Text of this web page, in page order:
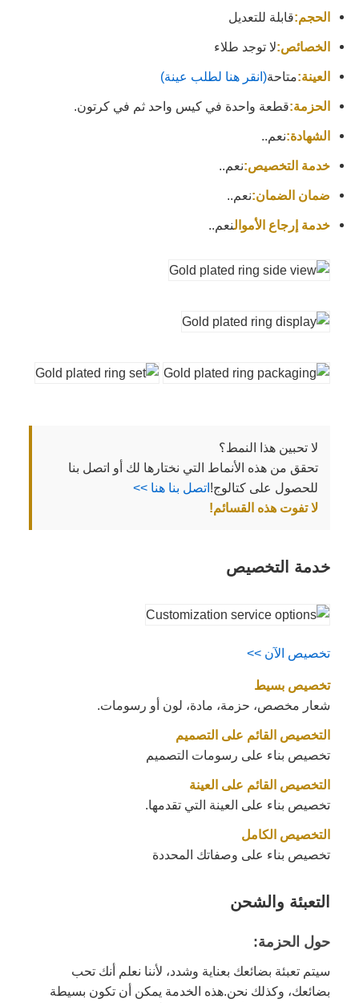
الحجم:قابلة للتعديل
الخصائص:لا توجد طلاء
العينة:متاحة(انقر هنا لطلب عينة)
الحزمة:قطعة واحدة في كيس واحد ثم في كرتون.
الشهادة:نعم..
خدمة التخصيص:نعم..
ضمان الضمان:نعم..
خدمة إرجاع الأموالنعم..
لا تحبين هذا النمط؟
تحقق من هذه الأنماط التي نختارها لك أو اتصل بنا
للحصول على كتالوج!اتصل بنا هنا >>
لا تفوت هذه القسائم!
خدمة التخصيص
تخصيص الآن >>
تخصيص بسيط
شعار مخصص، حزمة، مادة، لون أو رسومات.
التخصيص القائم على التصميم
تخصيص بناء على رسومات التصميم
التخصيص القائم على العينة
تخصيص بناء على العينة التي تقدمها.
التخصيص الكامل
تخصيص بناء على وصفاتك المحددة
التعبئة والشحن
حول الحزمة:
سيتم تعبئة بضائعك بعناية وشدد، لأننا نعلم أنك تحب
بضائعك، وكذلك نحن.هذه الخدمة يمكن أن تكون بسيطة